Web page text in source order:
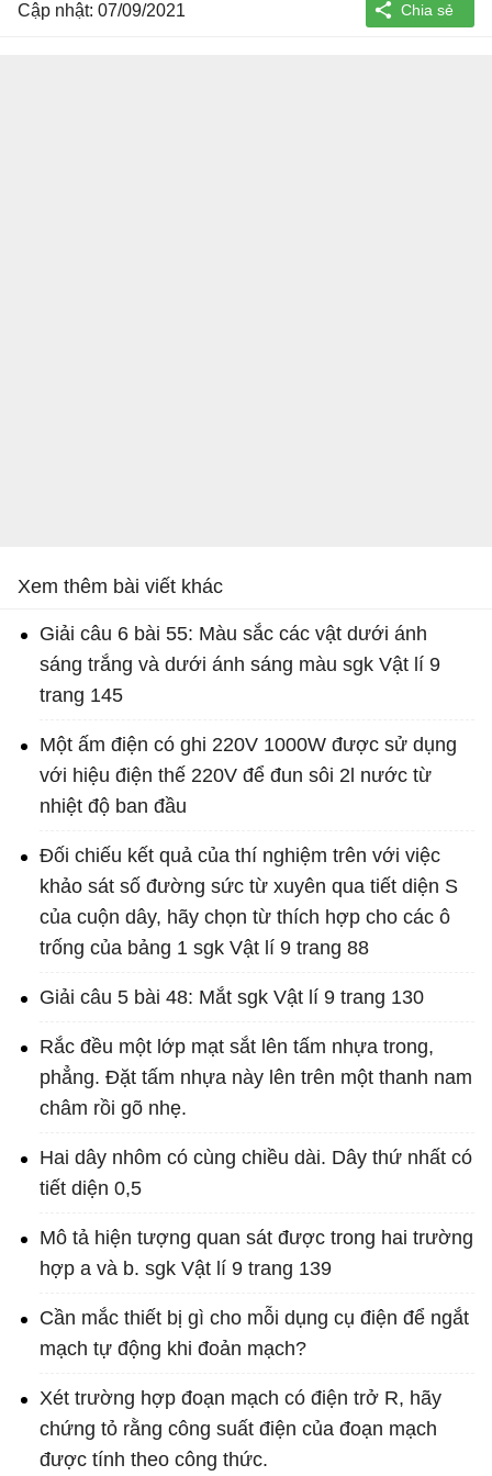
Cập nhật: 07/09/2021
Xem thêm bài viết khác
Giải câu 6 bài 55: Màu sắc các vật dưới ánh
sáng trắng và dưới ánh sáng màu sgk Vật lí 9
trang 145
Một ấm điện có ghi 220V 1000W được sử dụng
với hiệu điện thế 220V để đun sôi 2l nước từ
nhiệt độ ban đầu
Đối chiếu kết quả của thí nghiệm trên với việc
khảo sát số đường sức từ xuyên qua tiết diện S
của cuộn dây, hãy chọn từ thích hợp cho các ô
trống của bảng 1 sgk Vật lí 9 trang 88
Giải câu 5 bài 48: Mắt sgk Vật lí 9 trang 130
Rắc đều một lớp mạt sắt lên tấm nhựa trong,
phẳng. Đặt tấm nhựa này lên trên một thanh nam
châm rồi gõ nhẹ.
Hai dây nhôm có cùng chiều dài. Dây thứ nhất có
tiết diện 0,5
Mô tả hiện tượng quan sát được trong hai trường
hợp a và b. sgk Vật lí 9 trang 139
Cần mắc thiết bị gì cho mỗi dụng cụ điện để ngắt
mạch tự động khi đoản mạch?
Xét trường hợp đoạn mạch có điện trở R, hãy
chứng tỏ rằng công suất điện của đoạn mạch
được tính theo công thức.